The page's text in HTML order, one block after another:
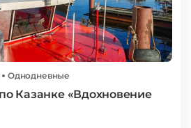
Однодневные
Казанке «Вдохновение